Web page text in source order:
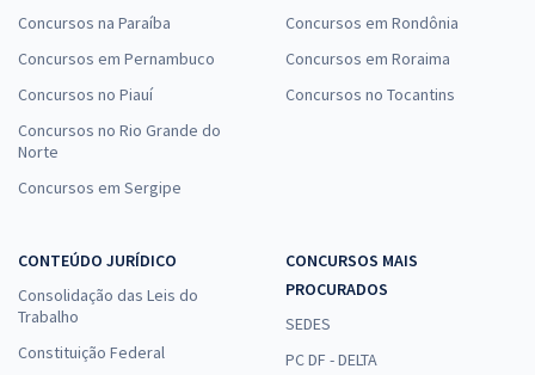
Concursos na Paraíba
Concursos em Pernambuco
Concursos no Piauí
Concursos no Rio Grande do
Norte
Concursos em Sergipe
Concursos em Rondônia
Concursos em Roraima
Concursos no Tocantins
CONTEÚDO JURÍDICO
Consolidação das Leis do
Trabalho
Constituição Federal
CONCURSOS MAIS
PROCURADOS
SEDES
PC DF - DELTA